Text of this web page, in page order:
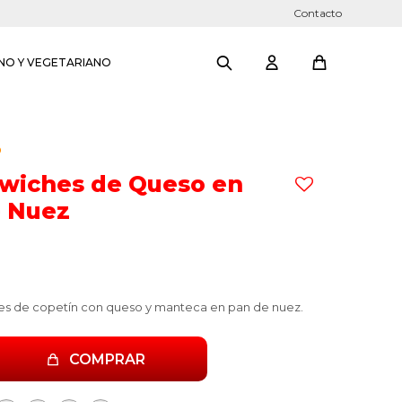
Y VEGETARIANO
Contacto
de Queso en
Nuez
de copetín con queso y manteca en pan de nuez.
COMPRAR